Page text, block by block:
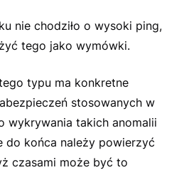
nie chodziło o wysoki ping,
tego jako wymówki.
typu ma konkretne
stosowanych w
wykrywania takich anomalii
do końca należy powierzyć
czasami może być to